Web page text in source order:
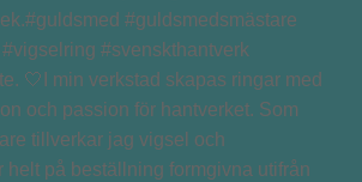
🤍I min verkstad skapas ringar med
och passion för hantverket. Som
tillverkar jag vigsel och
helt på beställning formgivna utifrån